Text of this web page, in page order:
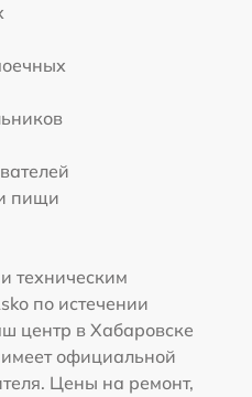
пищи
техническим
по истечении
центр в Хабаровске
официальной
Цены на ремонт,